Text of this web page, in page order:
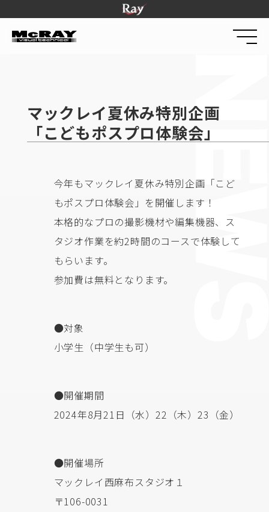
マックレイ夏休み特別企画
「こどもポスプロ体験会」
今年もマックレイ夏休み特別企画「こど
もポスプロ体験会」を開催します！
本格的なプロの撮影機材や編集機器、ス
タジオ作業を約2時間のコースで体験して
もらいます。
参加費は無料となります。
●対象
小学生（中学生も可）
●開催期間
2024年8月21日（水）22（木）23（金）
●開催場所
マックレイ西麻布スタジオ１
〒106-0031